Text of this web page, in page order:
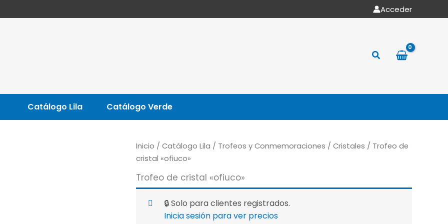
Acceder
Buscar
Catálogo Lila Catálogo Verde
Inicio / Catálogo Lila / Trofeos y Conmemoraciones / Cristales / Trofeo de
cristal «ofiuco»
Trofeo de cristal «ofiuco»
🔒 Solo para clientes registrados.
Inicia sesión para ver precios